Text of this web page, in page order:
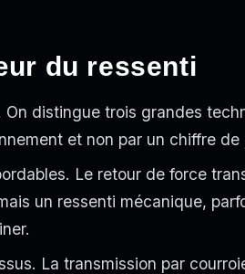
du ressenti
distingue trois grandes
et non par un chiffre de
Le retour de force
un ressenti mécanique,
La transmission par